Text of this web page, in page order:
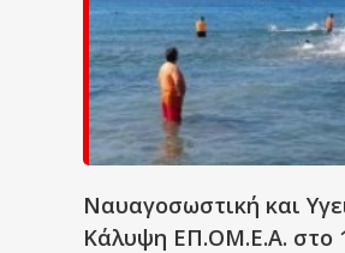
Ναυαγοσωστική και
Κάλυψη ΕΠ.ΟΜ.Ε.Α. στο